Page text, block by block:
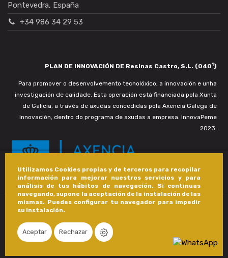
Utilizamos Cookies propias y de terceros para recopilar
información para mejorar nuestros servicios y para
análisis de tus hábitos de navegación. Si continuas
navegando, supone la aceptación de la instalación de las
mismas. Puedes configurar tu navegador para impedir
su instalación.
Aceptar Rechazar
Pontevedra, España
+34 986 34 29 53
PLAN DE INNOVACIÓN DE Resinas Castro, S.L. (0401)
Para promover o desenvolvemento tecnolóxico, a innovación e unha
investigación de calidade. Esta operación está financiada pola Xunta
de Galicia, a través de axudas concedidas pola Axencia Galega de
Innovación, dentro do programa de axudas a empresa. InnovaPeme
2023.
Copyright © 2020 - Castro Composites